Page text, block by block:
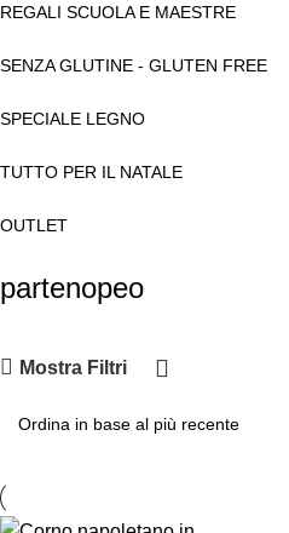
REGALI SCUOLA E MAESTRE
SENZA GLUTINE - GLUTEN FREE
SPECIALE LEGNO
TUTTO PER IL NATALE
OUTLET
partenopeo
Mostra Filtri